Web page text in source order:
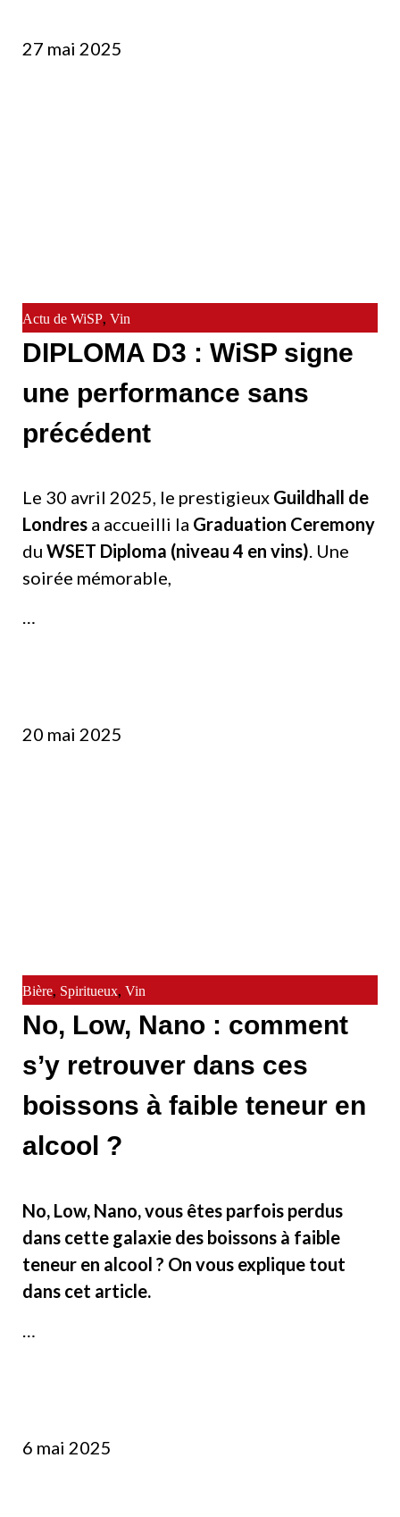
Actu de WiSP Vin
27 mai 2025
DIPLOMA D3 : WiSP signe
une performance sans
précédent
Le 30 avril 2025, le prestigieux Guildhall de
Londres a accueilli la Graduation Ceremony
du WSET Diploma (niveau 4 en vins). Une
soirée mémorable,
…
Bière, Spiritueux, Vin
20 mai 2025
No, Low, Nano : comment
s’y retrouver dans ces
boissons à faible teneur en
alcool ?
No, Low, Nano, vous êtes parfois perdus
dans cette galaxie des boissons à faible
teneur en alcool ? On vous explique tout
dans cet article.
…
6 mai 2025